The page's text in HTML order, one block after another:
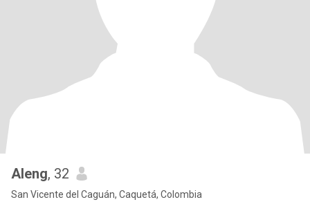
Aleng, 32
San Vicente del Caguán, Caquetá, Colombia